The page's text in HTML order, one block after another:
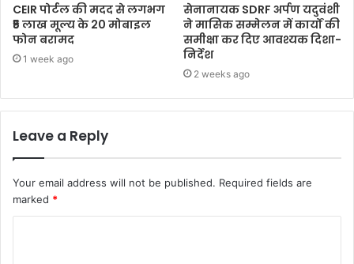
CEIR पोर्टल की मदद से लगभग
₹5 लाख मूल्य के 20 मोबाइल
फोन बरामद
1 week ago
सेनानायक SDRF अर्पण यदुवंशी
ने मासिक सम्मेलन में कार्यों की
समीक्षा कर दिए आवश्यक दिशा-
निर्देश
2 weeks ago
Leave a Reply
Your email address will not be published. Required fields are
marked *